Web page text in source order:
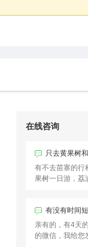
在线咨询
有不去苗寨的行
果树一日游，荔
亲有的，有4天
的微信，我给您